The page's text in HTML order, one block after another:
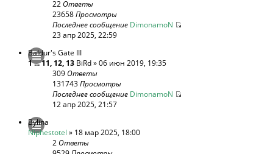
22Ответы
23658Просмотры
Последнее сообщение DimonamoN
23 апр 2025, 22:59
Baldur's Gate III
1...11, 12, 13 BiRd» 06 июн 2019, 19:35
309Ответы
131743Просмотры
Последнее сообщение DimonamoN
12 апр 2025, 21:57
Bylina
Niphestotel » 18 мар 2025, 18:00
2Ответы